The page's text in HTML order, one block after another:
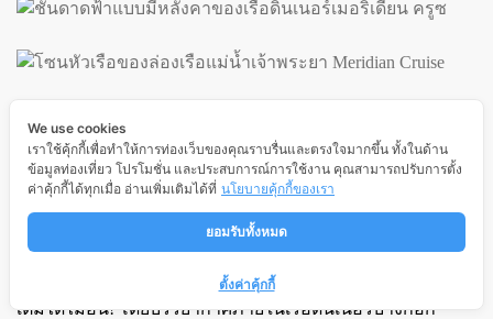
5. ล่องเรือเอเชียทีคบางกอกเจ้าพระยา
มาเดินเล่นที่เอเชียทีคและกำลังมองหาเรือสำราญที่มีความ
หรูหรา สวยงามและอาหารอร่อย ต้องมาที่เรือดินเนอร์ลำนี้
เลย "บางกอกเจ้าพระยา ครูซ" เรือบุฟเฟ่ต์ที่มี 3 ชั้น เรือลำใหม่
จัดเต็มควาสนุก การเอนเตอร์เทนดีเยี่ยม มีเมนูอาหารให้คุณ
ได้เลือกอย่างหลากหลาย เสิร์ฟมาแบบพรีเมียมและสามารถ
เติมได้ไม่อั้น! โดยบรรยากาศภายในเรือดินเนอร์บางกอก
We use cookies
เราใช้คุ้กกี้เพื่อทำให้การท่องเว็บของคุณราบรื่นและตรงใจมากขึ้น ทั้งในด้าน
ข้อมูลท่องเที่ยว โปรโมชั่น และประสบการณ์การใช้งาน คุณสามารถปรับการตั้ง
ค่าคุ้กกี้ได้ทุกเมื่อ อ่านเพิ่มเติมได้ที่ นโยบายคุ้กกี้ของเรา
ยอมรับทั้งหมด
ตั้งค่าคุ้กกี้